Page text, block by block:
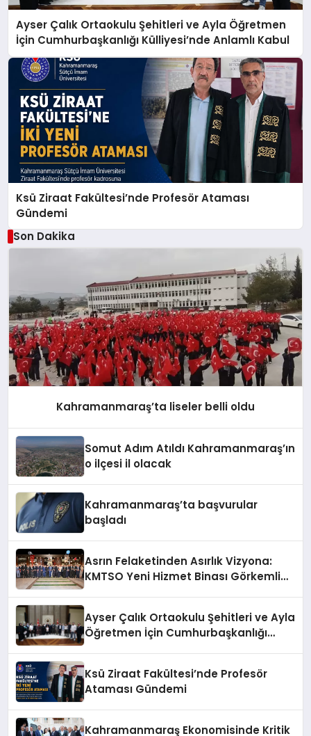
Ayser Çalık Ortaokulu Şehitleri ve Ayla Öğretmen
İçin Cumhurbaşkanlığı Külliyesi’nde Anlamlı Kabul
Ksü Ziraat Fakültesi’nde Profesör Ataması
Gündemi
Son Dakika
Kahramanmaraş’ta liseler belli oldu
Somut Adım Atıldı Kahramanmaraş’ın
o ilçesi il olacak
Kahramanmaraş’ta başvurular
başladı
Asrın Felaketinden Asırlık Vizyona:
KMTSO Yeni Hizmet Binası Görkemli
Ayser Çalık Ortaokulu Şehitleri ve Ayla
Öğretmen İçin Cumhurbaşkanlığı
Ksü Ziraat Fakültesi’nde Profesör
Ataması Gündemi
Kahramanmaraş Ekonomisinde Kritik